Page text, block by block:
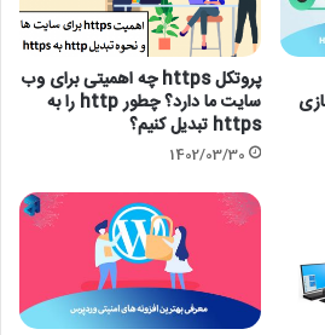
پروتکل https چه اهمیتی برای وب
سایت ما دارد؟ چطور http را به
https تبدیل کنیم؟
1402/03/30